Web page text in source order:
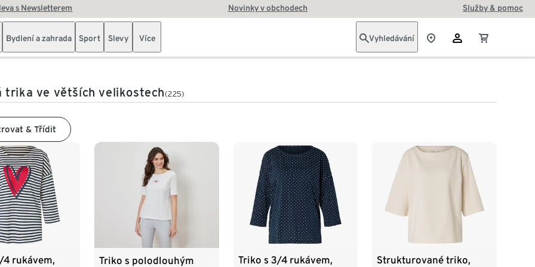
s Newsletterem Novinky v obchodech Služby & pomoc
Bydlení a zahrada Sport Slevy Více Vyhledávání
trika ve větších velikostech(225)
& Třídit
4 rukávem,
Triko s polodlouhým
Triko s 3/4 rukávem,
Strukturované triko,